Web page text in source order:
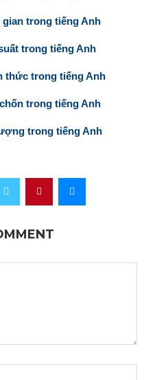
trong tiếng Anh
trong tiếng Anh
thức trong tiếng Anh
trong tiếng Anh
trong tiếng Anh